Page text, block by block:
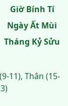
Giờ Bính Tí
Ngày Ất Mùi
Tháng Kỷ Sửu
11), Thân (15-